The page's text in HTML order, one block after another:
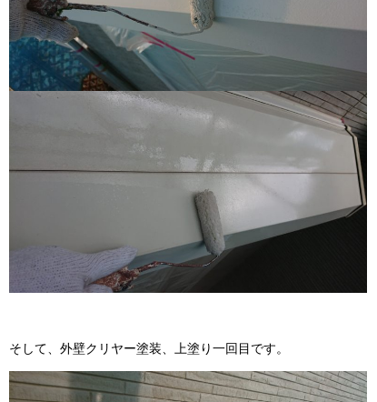
そして、外壁クリヤー塗装、上塗り一回目です。